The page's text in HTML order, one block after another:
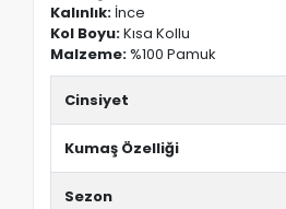
Kalınlık: İnce
Kol Boyu:Kısa Kollu
Malzeme: %100 Pamuk
Cinsiyet
Kumaş Özelliği
Sezon